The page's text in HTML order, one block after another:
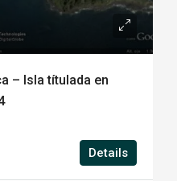
– Isla títulada en
Details